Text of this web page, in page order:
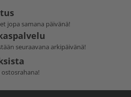
jopa samana päivänä!
seuraavana arkipäivänä!